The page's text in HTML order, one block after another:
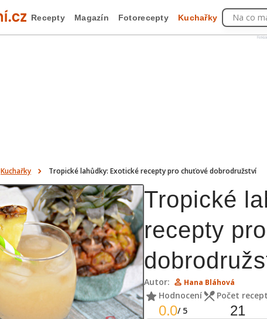
Recepty Magazín Fotorecepty Kuchařky Na co
Kuchařky Tropické lahůdky: Exotické recepty pro chuťové dobrodružství
Tropické
recepty
Autor: Hana Bláhová
Hodnocení
0.0/ 5
Počet
21